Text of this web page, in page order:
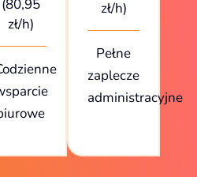
(80,95
zł/h)
zł/h)
Pełne
zaplecze
administracyjne